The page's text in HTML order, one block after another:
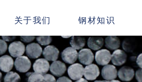
关于我们 钢材知识